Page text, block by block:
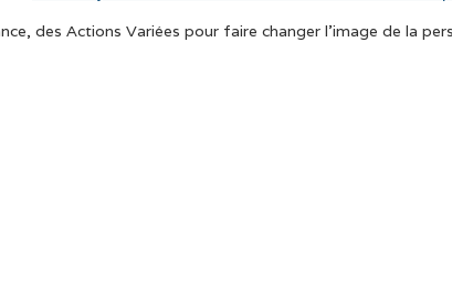
des Actions Variées pour faire changer l’image de la